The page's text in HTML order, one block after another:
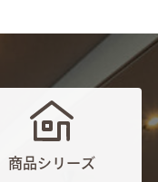
商品シリーズ